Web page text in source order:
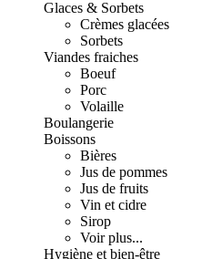
Glaces & Sorbets
Crèmes glacées
Sorbets
Viandes fraiches
Boeuf
Porc
Volaille
Boulangerie
Boissons
Bières
Jus de pommes
Jus de fruits
Vin et cidre
Sirop
Voir plus...
Hygiène et bien-être